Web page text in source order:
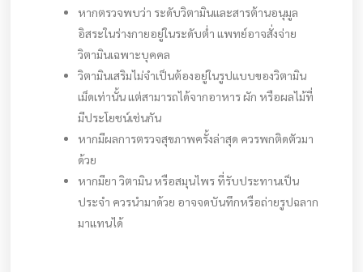
หากตรวจพบว่า ระดับวิตามินและสารต้านอนุมูล
อิสระในร่างกายอยู่ในระดับต่ำ แพทย์อาจสั่งจ่าย
วิตามินเฉพาะบุคคล
วิตามินเสริมไม่จำเป็นต้องอยู่ในรูปแบบของวิตามิน
เม็ดเท่านั้น แต่สามารถได้จากอาหาร ผัก หรือผลไม้ที่
มีประโยชน์เช่นกัน
หากมีผลการตรวจสุขภาพครั้งล่าสุด ควรพกติดตัวมา
ด้วย
หากมียา วิตามิน หรือสมุนไพร ที่รับประทานเป็น
ประจำ ควรนำมาด้วย อาจจดบันทึกหรือถ่ายรูปฉลาก
มาแทนได้